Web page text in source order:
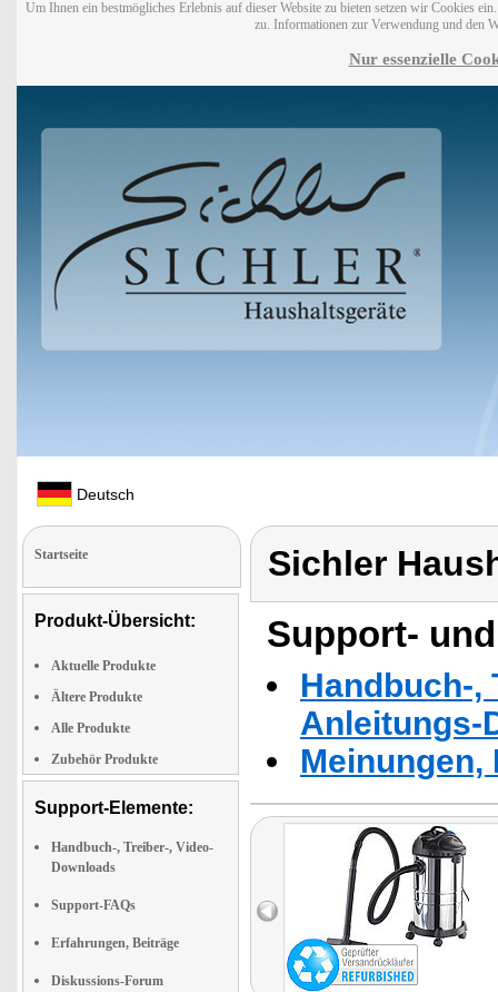
Um Ihnen ein bestmögliches Erlebnis auf dieser Website zu bieten setzen wir Cookies
zu. Informationen zur Verwendung und den
Nur essenzielle
Deutsch
Startseite
Produkt-Übersicht:
Aktuelle Produkte
Ältere Produkte
Alle Produkte
Zubehör Produkte
Support-Elemente:
Handbuch-, Treiber-, Video-
Downloads
Support-FAQs
Erfahrungen, Beiträge
Diskussions-Forum
Sichler
Support-
Handbuch-,
Anleitungs-